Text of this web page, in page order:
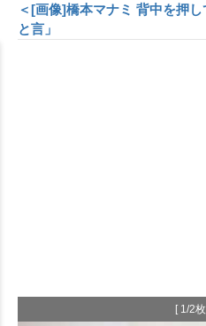
＜[画像]橋本マナミ 背中を押
と言」
[ 1/2